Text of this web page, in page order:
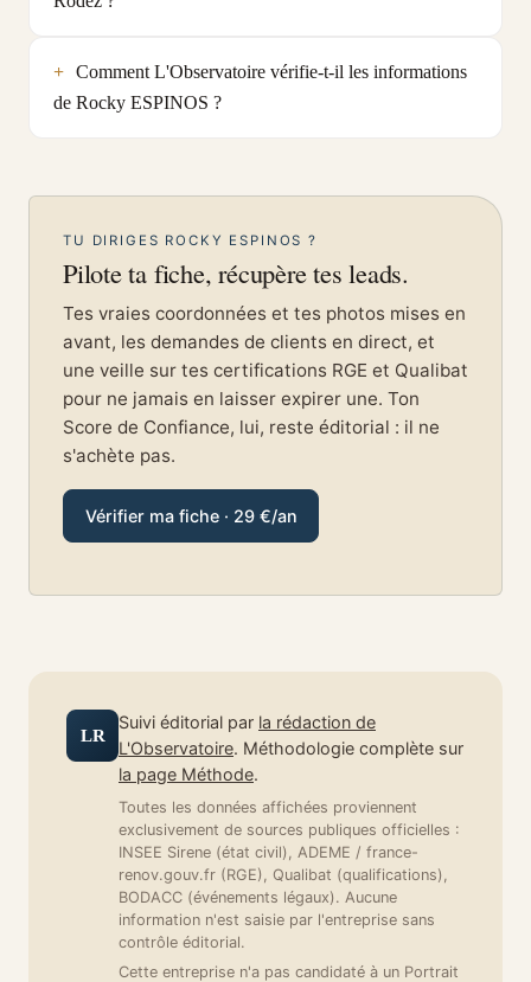
Comment L'Observatoire vérifie-t-il les informations
de Rocky ESPINOS ?
TU DIRIGES ROCKY ESPINOS ?
Pilote ta fiche, récupère tes leads.
Tes vraies coordonnées et tes photos mises en
avant, les demandes de clients en direct, et
une veille sur tes certifications RGE et Qualibat
pour ne jamais en laisser expirer une. Ton
Score de Confiance, lui, reste éditorial : il ne
s'achète pas.
Vérifier ma fiche · 29 €/an
LR
Suivi éditorial par la rédaction de
L'Observatoire. Méthodologie complète sur
la page Méthode.
Toutes les données affichées proviennent
exclusivement de sources publiques officielles :
INSEE Sirene (état civil), ADEME / france-
renov.gouv.fr (RGE), Qualibat (qualifications),
BODACC (événements légaux). Aucune
information n'est saisie par l'entreprise sans
contrôle éditorial.
Cette entreprise n'a pas candidaté à un Portrait